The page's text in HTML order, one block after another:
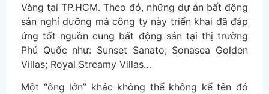
Vàng tại TP.HCM. Theo đó, những dự án bất động
sản nghỉ dưỡng mà công ty này triển khai đã đáp
ứng tốt nguồn cung bất động sản tại thị trường
Phú Quốc như: Sunset Sanato; Sonasea Golden
Villas; Royal Streamy Villas…
Một “ông lớn” khác không thể không kể tên đó